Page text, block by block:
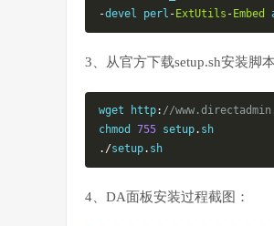
-devel perl - ExtUtils - Embed
3、从官方下载setup.sh安装脚
wget http: //
chmod 755 setup.
./setup. sh
4、DA面板安装过程截图：